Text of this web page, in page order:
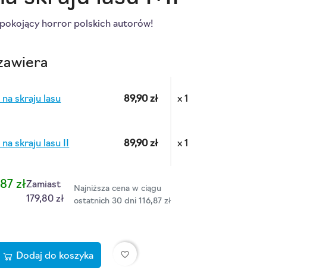
horror polskich autorów!
skraju lasu 89,90 zł x 1
skraju lasu II 89,90 zł x 1
złZamiast
179,80 zł
Najniższa cena w ciągu
ostatnich 30 dni 116,87 zł
Dodaj do koszyka favorite_border